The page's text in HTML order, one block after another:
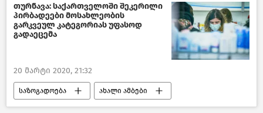
თურნავა: საქართველოში შეკერილი
პირბადეები მოსახლეობის
გარკვეულ კატეგორიას უფასოდ
გადაეცემა
20 მარტი 2020, 21:32
საზოგადოება ახალი ამბები
საქართველო COVID-19